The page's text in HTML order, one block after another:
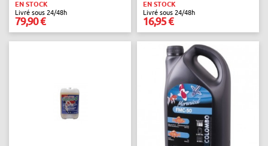
EN STOCK
Livré sous 24/48h
79,90 €
EN STOCK
Livré sous 24/48h
16,95 €